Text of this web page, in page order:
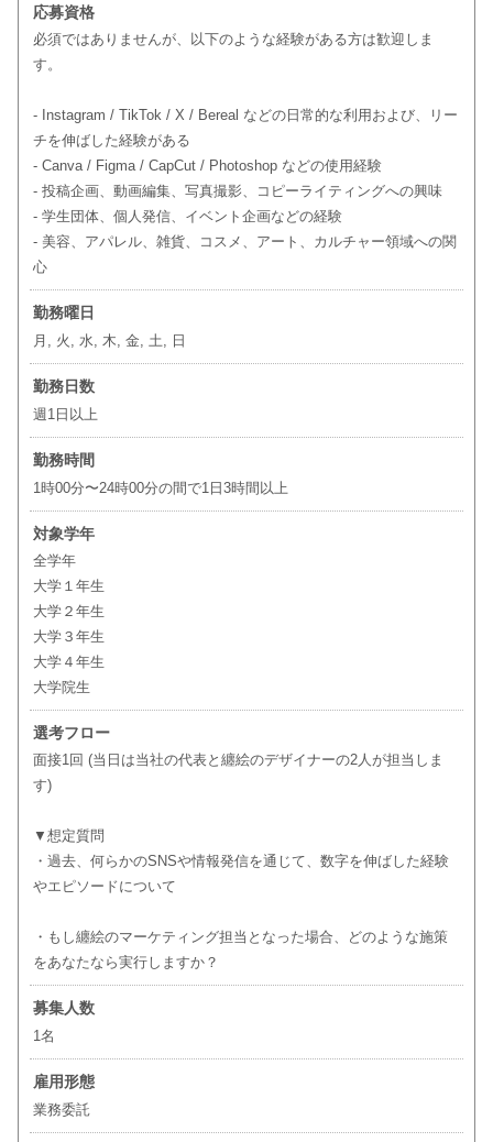
応募資格
必須ではありませんが、以下のような経験がある方は歓迎しま
す。
- Instagram / TikTok / X / Bereal などの日常的な利用および、リー
チを伸ばした経験がある
- Canva / Figma / CapCut / Photoshop などの使用経験
- 投稿企画、動画編集、写真撮影、コピーライティングへの興味
- 学生団体、個人発信、イベント企画などの経験
- 美容、アパレル、雑貨、コスメ、アート、カルチャー領域への関
心
勤務曜日
月, 火, 水, 木, 金, 土, 日
勤務日数
週1日以上
勤務時間
1時00分〜24時00分の間で1日3時間以上
対象学年
全学年
大学１年生
大学２年生
大学３年生
大学４年生
大学院生
選考フロー
面接1回 (当日は当社の代表と纏絵のデザイナーの2人が担当しま
す)
▼想定質問
・過去、何らかのSNSや情報発信を通じて、数字を伸ばした経験
やエピソードについて
・もし纏絵のマーケティング担当となった場合、どのような施策
をあなたなら実行しますか？
募集人数
1名
雇用形態
業務委託